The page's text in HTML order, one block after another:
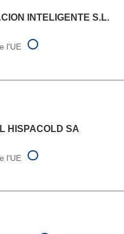
INTELIGENTE S.L.
l'UE
HISPACOLD SA
l'UE